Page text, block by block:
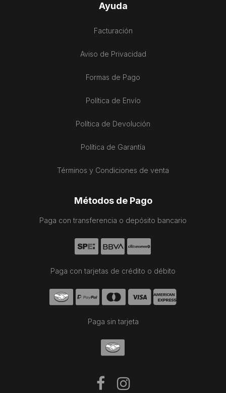
Ayuda
Facturación
Aviso de Privacidad
Formas de Pago
Política de Envío
Política de Devolución
Política de Garantía
Términos y Condiciones de venta
Métodos de Pago
Paga con transferencia o depósito bancario
Paga con tarjetas de crédito o débito
Paga sin tarjeta